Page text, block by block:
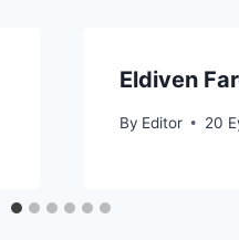
Eldiven
By Editor 20